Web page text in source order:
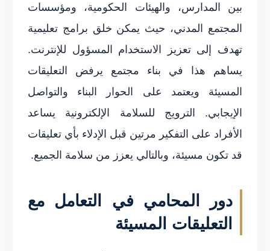
بين المدارس، والهيئات الحكومية، ومؤسسات
المجتمع المدني، حيث يمكن خلق برامج تعليمية
تهدف إلى تعزيز الاستخدام المسؤول للإنترنت.
يساهم هذا في بناء مجتمع يرفض التعليقات
المسيئة ويعتمد على الحوار البناء والتواصل
الإيجابي. الترويج للسلامة الإلكترونية يساعد
الأفراد على التفكير مرتين قبل الإدلاء بأي تعليقات
قد تكون مسيئة، وبالتالي يعزز من سلامة الجميع.
دور المحامي في التعامل مع
التعليقات المسيئة